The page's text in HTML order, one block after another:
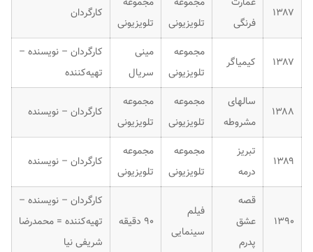
۱۳۸۷
فرنگی
تلویزیونی
تلویزیونی
کارگردان
۱۳۸۷ کیمیاگر
مجموعه
تلویزیونی
مینی
سریال
کارگردان – نویسنده –
تهیه‌کننده
۱۳۸۸
سالهای
مشروطه
مجموعه
تلویزیونی
مجموعه
تلویزیونی
کارگردان – نویسنده
۱۳۸۹
تبریز
درمه
مجموعه
تلویزیونی
مجموعه
تلویزیونی
کارگردان – نویسنده
۱۳۹۰
قصه
عشق
پدرم
فیلم
سینمایی
۹۰ دقیقه
کارگردان – نویسنده –
تهیه‌کننده = محمدرضا
شریفی نیا